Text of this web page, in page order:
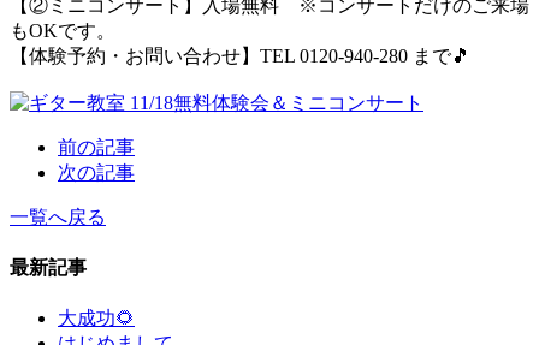
【②ミニコンサート】入場無料 ※コンサートだけのご来場
もOKです。
【体験予約・お問い合わせ】TEL 0120-940-280 まで🎵
前の記事
次の記事
一覧へ戻る
最新記事
大成功🌻